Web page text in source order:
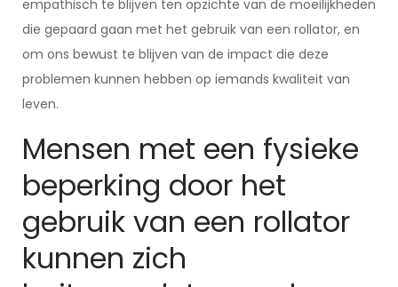
empathisch te blijven ten opzichte van de moeilijkheden
die gepaard gaan met het gebruik van een rollator, en
om ons bewust te blijven van de impact die deze
problemen kunnen hebben op iemands kwaliteit van
leven.
Mensen met een fysieke
beperking door het
gebruik van een rollator
kunnen zich